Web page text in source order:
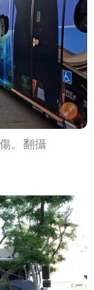
。翻攝